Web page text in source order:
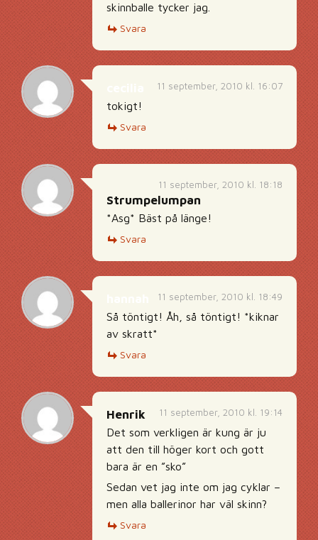
skinnballe tycker jag.
Svara
11 september, 2010 kl. 16:07
tokigt!
Svara
11 september, 2010 kl. 18:18
Strumpelumpan
*Asg* Bäst på länge!
Svara
11 september, 2010 kl. 18:49
Så töntigt! Åh, så töntigt! *kiknar
av skratt*
Svara
11 september, 2010 kl. 19:14
Henrik
Det som verkligen är kung är ju
att den till höger kort och gott
bara är en ”sko”
Sedan vet jag inte om jag cyklar –
men alla ballerinor har väl skinn?
Svara